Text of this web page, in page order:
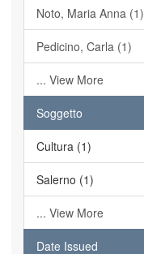
Noto, Maria Anna (1)
Pedicino, Carla (1)
... View More
Soggetto
Cultura (1)
Salerno (1)
... View More
Date Issued